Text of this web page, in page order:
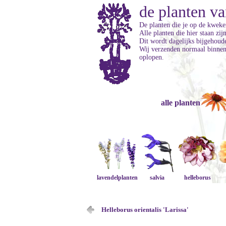
de planten
De planten die je op de
Alle planten die hier staan
Dit wordt dagelijks
Wij verzenden normaal
oplopen.
alle planten
lavendelplanten salvia helleborus
Helleborus orientalis 'Larissa'